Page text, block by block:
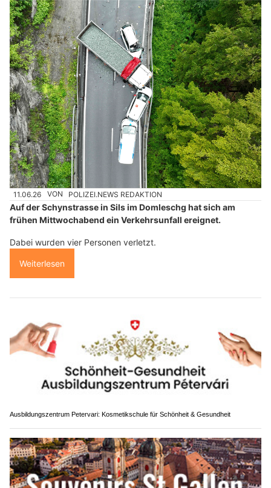
11.06.26 VON POLIZEI.NEWS REDAKTION
Auf der Schynstrasse in Sils im Domleschg hat sich am
frühen Mittwochabend ein Verkehrsunfall ereignet.
Dabei wurden vier Personen verletzt.
Weiterlesen
Ausbildungszentrum Petervari: Kosmetikschule für Schönheit & Gesundheit